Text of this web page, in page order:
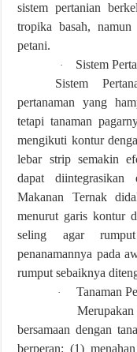
sistem pertanian
tropika basah,
petani.
·
Sistem
Sistem
pertanaman yang
tetapi tanaman
mengikuti kontur
lebar strip semakin
dapat diintegrasikan
Makanan Ternak
menurut garis kontur
seling agar
penanamannya pada
rumput sebaiknya
·
Tanaman
bersamaan dengan
berperan: (1)